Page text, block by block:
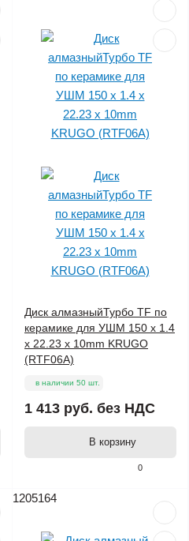
0
Диск алмазныйТурбо ТF по
керамике для УШМ 150 x 1.4
x 22.23 x 10mm KRUGO
(RTF06A)
в наличии 50 шт.
1 413 руб. без НДС
В корзину
1205164